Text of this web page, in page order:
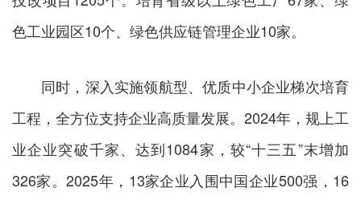
色工业园区10个、绿色供应链管理企业10家。
同时，深入实施领航型、优质中小企业梯次培育
工程，全方位支持企业高质量发展。2024年，规上工
业企业突破千家、达到1084家，较“十三五”末增加
326家。2025年，13家企业入围中国企业500强，16